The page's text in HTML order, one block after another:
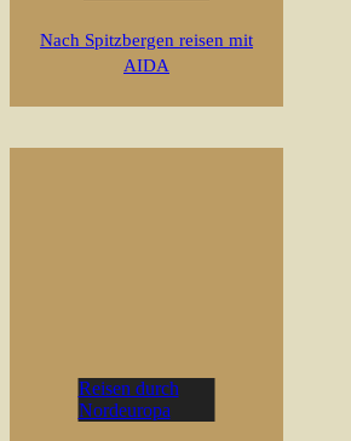
Nach Spitzbergen reisen mit
AIDA
Reisen durch
Nordeuropa